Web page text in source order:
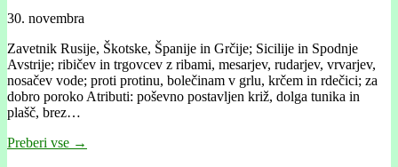
30. novembra
Zavetnik Rusije, Škotske, Španije in Grčije; Sicilije in Spodnje
Avstrije; ribičev in trgovcev z ribami, mesarjev, rudarjev, vrvarjev,
nosačev vode; proti protinu, bolečinam v grlu, krčem in rdečici; za
dobro poroko Atributi: poševno postavljen križ, dolga tunika in
plašč, brez…
Preberi vse →